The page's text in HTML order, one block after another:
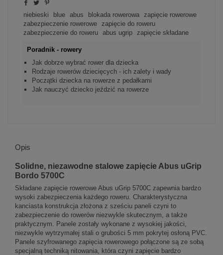
niebieski blue abus blokada rowerowa
zapięcie rowerowe
zabezpieczenie rowerowe
zapięcie do roweru
zabezpieczenie do roweru
abus ugrip zapięcie składane
Poradnik - rowery
Jak dobrze wybrać rower dla dziecka
Rodzaje rowerów dziecięcych - ich zalety i wady
Początki dziecka na rowerze z pedałkami
Jak nauczyć dziecko jeździć na rowerze
Opis
Solidne, niezawodne stalowe zapięcie Abus uGrip
Bordo 5700C
Składane zapięcie rowerowe Abus uGrip 5700C zapewnia bardzo
wysoki zabezpieczenia każdego roweru. Charakterystyczna
kanciasta konstrukcja złożona z sześciu paneli czyni to
zabezpieczenie do rowerów niezwykle skutecznym, a także
praktycznym. Panele zostały wykonane z wysokiej jakości,
niezwykle wytrzymałej stali o grubości 5 mm pokrytej osłoną PVC.
Panele szyfrowanego zapięcia rowerowego połączone są ze sobą
specjalną techniką nitowania, która czyni zapięcie bardzo